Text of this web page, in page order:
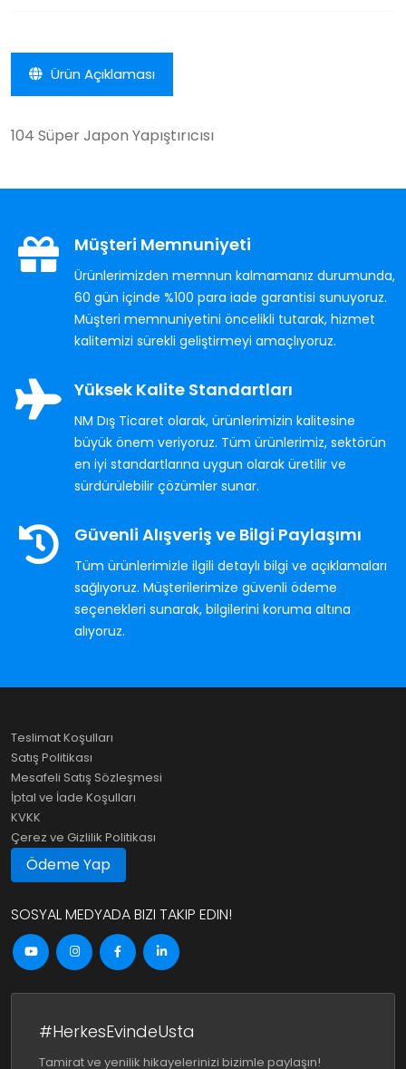
Ürün Açıklaması
104 Süper Japon Yapıştırıcısı
Müşteri Memnuniyeti
Ürünlerimizden memnun kalmamanız durumunda,
60 gün içinde %100 para iade garantisi sunuyoruz.
Müşteri memnuniyetini öncelikli tutarak, hizmet
kalitemizi sürekli geliştirmeyi amaçlıyoruz.
Yüksek Kalite Standartları
NM Dış Ticaret olarak, ürünlerimizin kalitesine
büyük önem veriyoruz. Tüm ürünlerimiz, sektörün
en iyi standartlarına uygun olarak üretilir ve
sürdürülebilir çözümler sunar.
Güvenli Alışveriş ve Bilgi Paylaşımı
Tüm ürünlerimizle ilgili detaylı bilgi ve açıklamaları
sağlıyoruz. Müşterilerimize güvenli ödeme
seçenekleri sunarak, bilgilerini koruma altına
alıyoruz.
Teslimat Koşulları
Satış Politikası
Mesafeli Satış Sözleşmesi
İptal ve İade Koşulları
KVKK
Çerez ve Gizlilik Politikası
Ödeme Yap
SOSYAL MEDYADA BIZI TAKIP EDIN!
#HerkesEvindeUsta
Tamirat ve yenilik hikayelerinizi bizimle paylaşın!